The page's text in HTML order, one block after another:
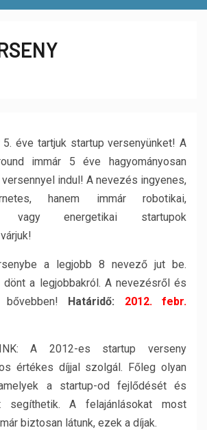
éve tartjuk startup versenyünket! A
immár 5 éve hagyományosan
indul! A nevezés ingyenes,
hanem immár robotikai,
vagy energetikai startupok
a legjobb 8 nevező jut be.
a legjobbakról. A nevezésről és
Határidő: 2012. febr.
A 2012-es startup verseny
értékes díjjal szolgál. Főleg olyan
a startup-od fejlődését és
segíthetik. A felajánlásokat most
biztosan látunk, ezek a díjak.